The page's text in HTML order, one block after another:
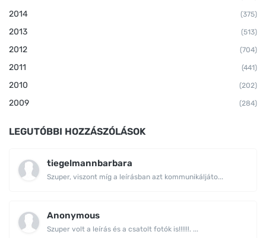
2014 (375)
2013 (513)
2012 (704)
2011 (441)
2010 (202)
2009 (284)
LEGUTÓBBI HOZZÁSZÓLÁSOK
tiegelmannbarbara
Szuper, viszont míg a leírásban azt kommunikáljáto...
Anonymous
Szuper volt a leírás és a csatolt fotók is!!!!!!. ...